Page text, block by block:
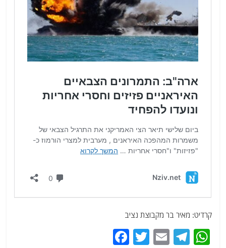
קרדיט: מאיר בר מקבוצת נציב
W
T
E
T